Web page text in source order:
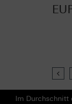
Im Durchschnitt